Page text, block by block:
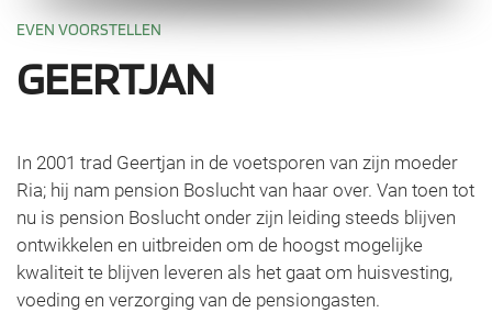
EVEN VOORSTELLEN
GEERTJAN
In 2001 trad Geertjan in de voetsporen van zijn moeder
Ria; hij nam pension Boslucht van haar over. Van toen tot
nu is pension Boslucht onder zijn leiding steeds blijven
ontwikkelen en uitbreiden om de hoogst mogelijke
kwaliteit te blijven leveren als het gaat om huisvesting,
voeding en verzorging van de pensiongasten.